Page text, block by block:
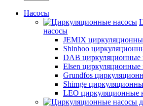
Насосы
насосы
JEMIX
Shinhoo
DAB циркуляционные
Elsen циркуляционные
Grundfos
Shimge
LEO циркуляционные